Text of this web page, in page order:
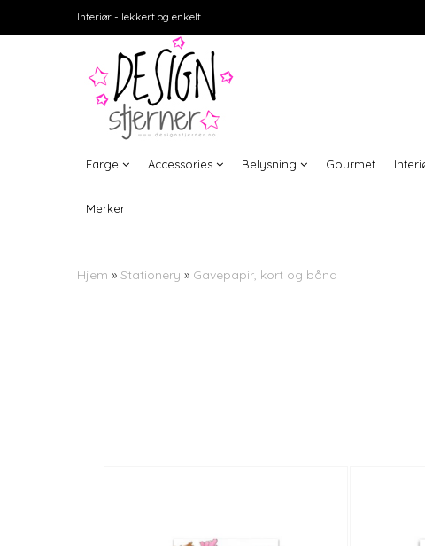
Interiør - lekkert og enkelt !
Farge Accessories Belysning Gourmet
Merker
Hjem » Stationery » Gavepapir, kort og bånd